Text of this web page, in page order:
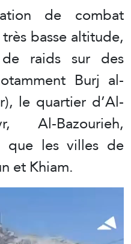
de combat
basse altitude,
raids sur des
Burj al-
le quartier d’Al-
Bazourieh,
que les villes de
et Khiam.